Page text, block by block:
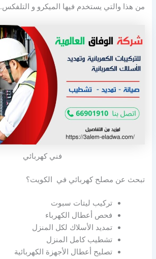
من هذا والتي يستخدم فيها الميكرو و التلفكس.
فني كهربائي
تبحث عن مصلح كهربائي في الكويت؟
تركيب ليتات سبوت
فحص أعطال الكهرباء
تمديد الأسلاك لكل المنزل
تشطيب كامل المنزل
تصليح أعطال الأجهزة الكهربائية